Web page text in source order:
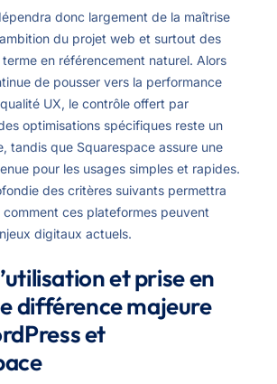
donc largement de la maîtrise
du projet web et surtout des
en référencement naturel. Alors
de pousser vers la performance
UX, le contrôle offert par
optimisations spécifiques reste un
tandis que Squarespace assure une
pour les usages simples et rapides.
des critères suivants permettra
ces plateformes peuvent
digitaux actuels.
et prise en
différence majeure
et